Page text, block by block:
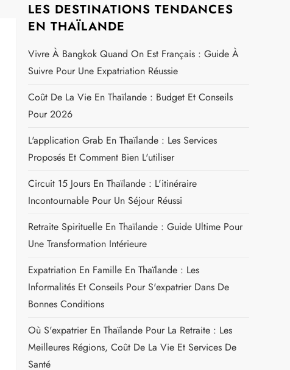
LES DESTINATIONS TENDANCES
EN THAÏLANDE
Vivre À Bangkok Quand On Est Français : Guide À
Suivre Pour Une Expatriation Réussie
Coût De La Vie En Thaïlande : Budget Et Conseils
Pour 2026
L'application Grab En Thaïlande : Les Services
Proposés Et Comment Bien L'utiliser
Circuit 15 Jours En Thaïlande : L'itinéraire
Incontournable Pour Un Séjour Réussi
Retraite Spirituelle En Thaïlande : Guide Ultime Pour
Une Transformation Intérieure
Expatriation En Famille En Thaïlande : Les
Informalités Et Conseils Pour S'expatrier Dans De
Bonnes Conditions
Où S'expatrier En Thaïlande Pour La Retraite : Les
Meilleures Régions, Coût De La Vie Et Services De
Santé